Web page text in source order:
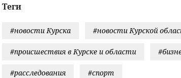
Теги
#новости Курска #новости Курской
#происшествия в Курске и области
#расследования #спорт